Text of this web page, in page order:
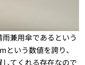
兼用傘であるという
いう数値を誇り、
てくれる存在なので